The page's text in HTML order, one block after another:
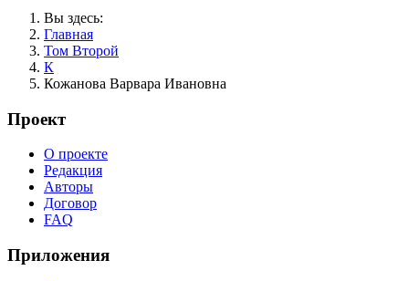
Вы здесь:
Главная
Том Второй
К
Кожанова Варвара Ивановна
Проект
О проекте
Редакция
Авторы
Договор
FAQ
Приложения